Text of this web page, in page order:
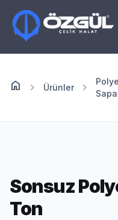
home Anasayfa
chevron_right Ürünler chevron_right
Sonsuz
Ton